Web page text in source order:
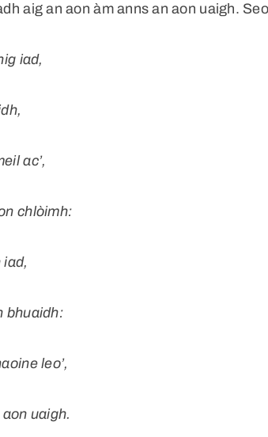
aig an aon àm anns an aon uaigh.
iad,
ac’,
chlòimh:
iad,
bhuaidh:
leo’,
aon uaigh.